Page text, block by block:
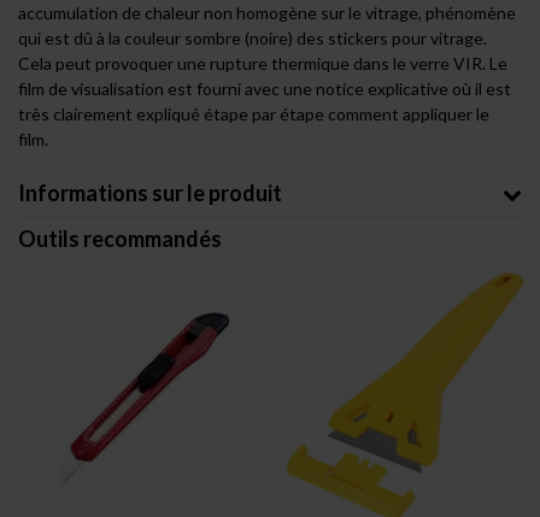
accumulation de chaleur non homogène sur le vitrage, phénomène
qui est dû à la couleur sombre (noire) des stickers pour vitrage.
Cela peut provoquer une rupture thermique dans le verre VIR. Le
film de visualisation est fourni avec une notice explicative où il est
très clairement expliqué étape par étape comment appliquer le
film.
Informations sur le produit
Outils recommandés